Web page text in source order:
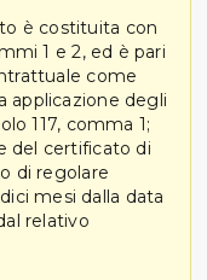
è costituita con
1 e 2, ed è pari
come
applicazione degli
117, comma 1;
del certificato di
di regolare
mesi dalla data
relativo